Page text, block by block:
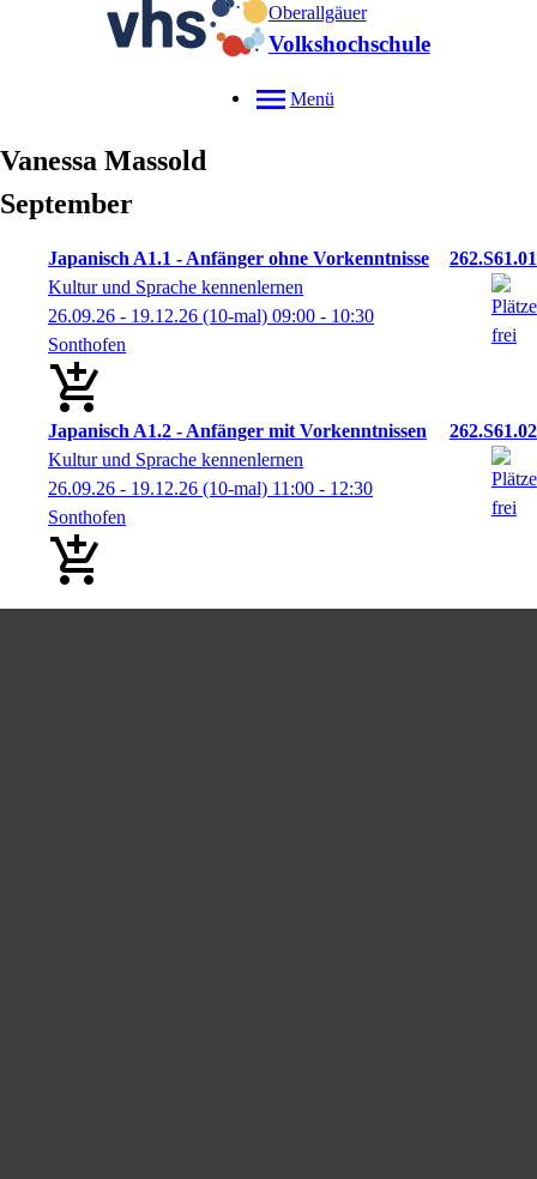
Oberallgäuer
Volkshochschule
Menü
Vanessa Massold
September
Japanisch A1.1 - Anfänger ohne Vorkenntnisse
262.S61.01
Kultur und Sprache kennenlernen
26.09.26 - 19.12.26 (10-mal) 09:00 - 10:30
Sonthofen
Japanisch A1.2 - Anfänger mit Vorkenntnissen
262.S61.02
Kultur und Sprache kennenlernen
26.09.26 - 19.12.26 (10-mal) 11:00 - 12:30
Sonthofen